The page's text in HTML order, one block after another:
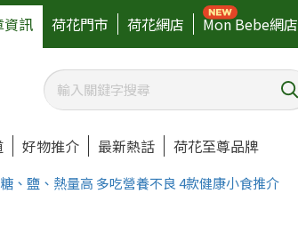
資訊 荷花門市 荷花網店 Mon Bebe網店
好物推介 最新熱話 荷花至尊品牌
、鹽、熱量高 多吃營養不良 4款健康小食推介